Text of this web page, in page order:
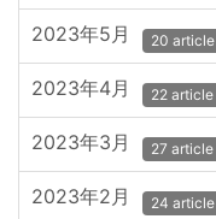
2023年5月 20 article
2023年4月 22 article
2023年3月 27 article
2023年2月 24 article